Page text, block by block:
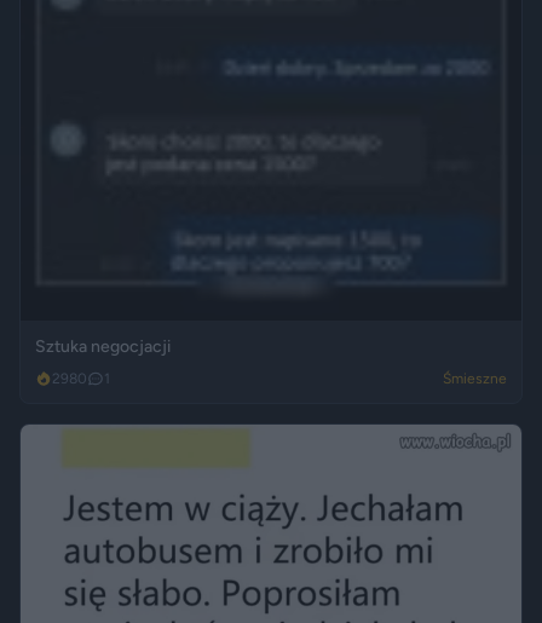
Sztuka negocjacji
2980 1 Śmieszne